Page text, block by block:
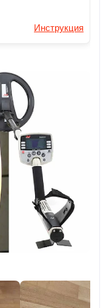
Инструкция